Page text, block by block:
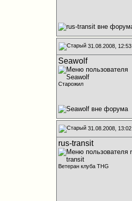
31.08.2008, 12:53
Seawolf
Старожил
31.08.2008, 13:02
rus-transit
Ветеран клуба THG